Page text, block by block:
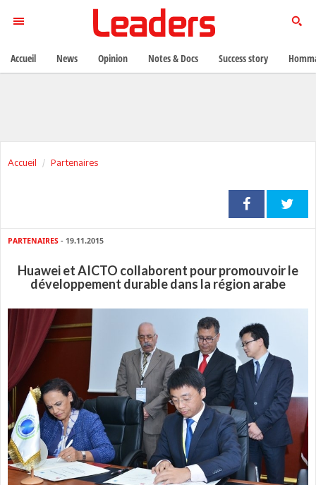
Accueil Partenaires
PARTENAIRES - 19.11.2015
Huawei et AICTO collaborent pour promouvoir le
développement durable dans la région arabe
Accueil News Opinion Notes & Docs Success story